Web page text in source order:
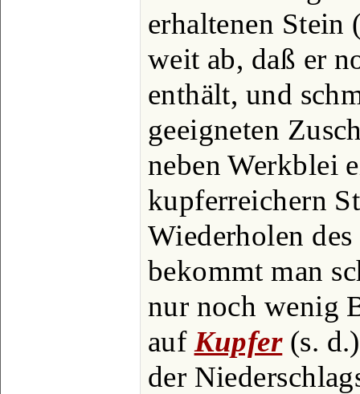
erhaltenen Stein
weit ab, daß er
enthält, und
geeigneten
neben Werkblei
kupferreichern
Wiederholen
bekommt man
nur noch wenig
auf Kupfer(s.
der